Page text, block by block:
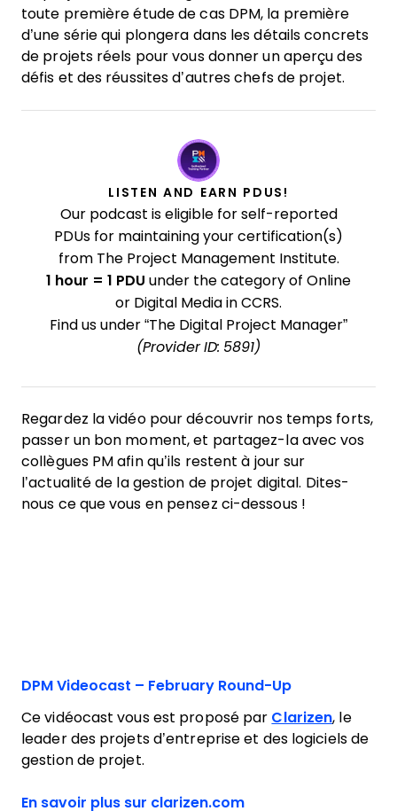
toute première étude de cas DPM, la première
d’une série qui plongera dans les détails concrets
de projets réels pour vous donner un aperçu des
défis et des réussites d’autres chefs de projet.
LISTEN AND EARN PDUS!
Our podcast is eligible for self-reported
PDUs for maintaining your certification(s)
from The Project Management Institute.
1 hour = 1 PDU under the category of Online
or Digital Media in CCRS.
Find us under “The Digital Project Manager”
(Provider ID: 5891)
Regardez la vidéo pour découvrir nos temps forts,
passer un bon moment, et partagez-la avec vos
collègues PM afin qu’ils restent à jour sur
l’actualité de la gestion de projet digital. Dites-
nous ce que vous en pensez ci-dessous !
DPM Videocast – February Round-Up
Ce vidéocast vous est proposé par Clarizen, le
leader des projets d’entreprise et des logiciels de
gestion de projet.
En savoir plus sur clarizen.comOpens new window